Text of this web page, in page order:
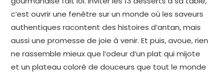
c’est ouvrir une fenêtre sur un monde où les saveurs
authentiques racontent des histoires d’antan, mais
aussi une promesse de joie à venir. Et puis, avoue, rien
ne rassemble mieux que l’odeur d’un plat qui mijote
et un plateau coloré de douceurs que tout le monde